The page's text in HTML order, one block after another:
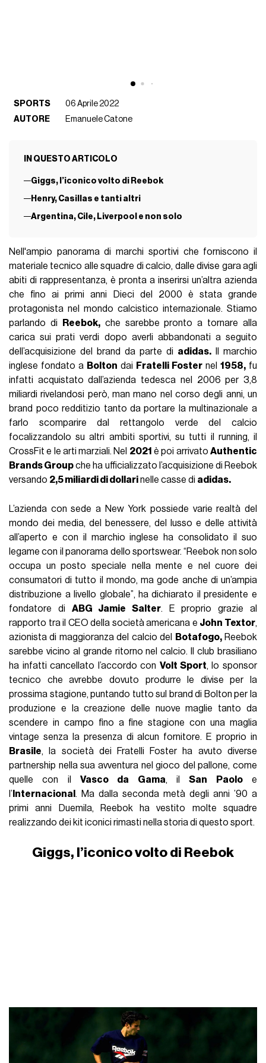
SPORTS
06 Aprile 2022
AUTORE
Emanuele Catone
IN QUESTO ARTICOLO
Giggs, l’iconico volto di Reebok
Henry, Casillas e tanti altri
Argentina, Cile, Liverpool e non solo
Nell'ampio panorama di marchi sportivi che forniscono il
materiale tecnico alle squadre di calcio, dalle divise gara agli
abiti di rappresentanza, è pronta a inserirsi un’altra azienda
che fino ai primi anni Dieci del 2000 è stata grande
protagonista nel mondo calcistico internazionale. Stiamo
parlando di
Reebok,che sarebbe pronto a tornare alla
carica sui prati verdi dopo averli abbandonati a seguito
dell’acquisizione del brand da parte di adidas.Il marchio
inglese fondato a Bolton dai Fratelli Foster nel1958, fu
infatti acquistato dall’azienda tedesca nel 2006 per 3,8
miliardi rivelandosi però, man mano nel corso degli anni, un
brand poco redditizio tanto da portare la multinazionale a
farlo scomparire dal rettangolo verde del calcio
focalizzandolo su altri ambiti sportivi, su tutti il running, il
CrossFit e le arti marziali. Nel 2021 è poi arrivato Authentic
Brands Groupche ha ufficializzato l’acquisizione di Reebok
versando 2,5 miliardi di dollarinelle casse di adidas.
L’azienda con sede a New York possiede varie realtà del
mondo dei media, del benessere, del lusso e delle attività
all’aperto e con il marchio inglese ha consolidato il suo
legame con il panorama dello sportswear. “Reebok non solo
occupa un posto speciale nella mente e nel cuore dei
consumatori di tutto il mondo, ma gode anche di un’ampia
distribuzione a livello globale”, ha dichiarato il presidente e
fondatore di ABG Jamie Salter. E proprio grazie al
rapporto tra il CEO della società americana e John Textor,
azionista di maggioranza del calcio del
Botafogo,Reebok
sarebbe vicino al grande ritorno nel calcio. Il club brasiliano
ha infatti cancellato l’accordo con Volt Sport, lo sponsor
tecnico che avrebbe dovuto produrre le divise per la
prossima stagione, puntando tutto sul brand di Bolton per la
produzione e la creazione delle nuove maglie tanto da
scendere in campo fino a fine stagione con una maglia
vintage senza la presenza di alcun fornitore. E proprio in
Brasile, la società dei Fratelli Foster ha avuto diverse
partnership nella sua avventura nel gioco del pallone, come
quelle con ilVasco da Gama, ilSan Paoloe
l’ Internacional . Ma dalla seconda metà degli anni ’90 a
primi anni Duemila, Reebok ha vestito molte squadre
realizzando dei kit iconici rimasti nella storia di questo sport.
Giggs, l’iconico volto di Reebok